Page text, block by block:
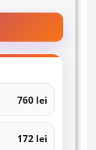
760 lei
172 lei